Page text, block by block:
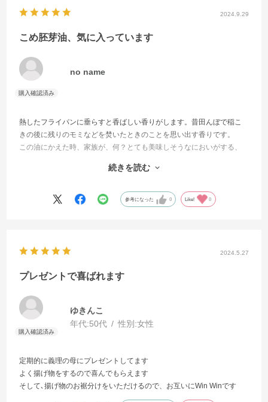
2024.9.29
こめ胚芽油、気に入っています
no name
熱したフライパンに垂らすと香ばしい香りがします。昔田んぼで稲こ
きの後に残りのモミなどを焚いたときのことを思い出す香りです。
この油にかえた時、家族が、何？とても美味しそうなにおいがする、
お値段がお高いのが悩ましいところですが今はこの油にはまっていま
続きを読む
参考になった 0 Like! 0
2024.5.27
プレゼントで喜ばれます
ゆきんこ
年代:50代 性別:女性
定期的に義理の母にプレゼントしてます
よく揚げ物をするので喜んでもらえます
そして､揚げ物のお裾分けをいただけるので、お互いにWin Winです